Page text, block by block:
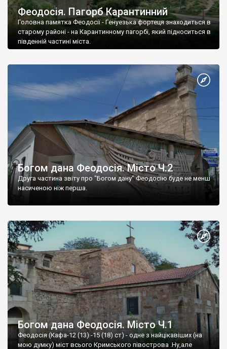
Феодосія. Пагорб Карантинний
Головна памятка Феодосії - Генуезька фортеця знаходиться в
старому районі - на Карантинному пагорбі, який підноситься в
південній частині міста.
Богом дана Феодосія. Місто Ч.2
Друга частина звіту про "Богом дану" Феодосію буде не менш
насиченою ніж перша.
Богом дана Феодосія. Місто Ч.1
Феодосія (Кафа-12 (13) -15 (18) ст) - одне з найцікавіших (на
мою думку) міст всього Кримського півострова .Ну,але